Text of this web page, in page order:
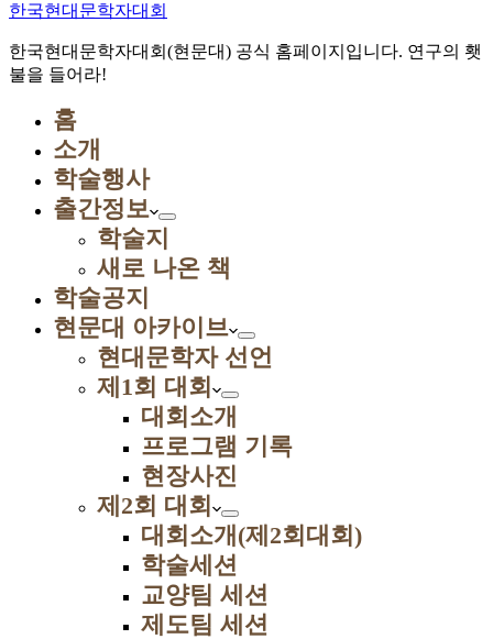
한국현대문학자대회
한국현대문학자대회(현문대) 공식 홈페이지입니다. 연구의 횃
불을 들어라!
홈
소개
학술행사
출간정보
학술지
새로 나온 책
학술공지
현문대 아카이브
현대문학자 선언
제1회 대회
대회소개
프로그램 기록
현장사진
제2회 대회
대회소개(제2회대회)
학술세션
교양팀 세션
제도팀 세션